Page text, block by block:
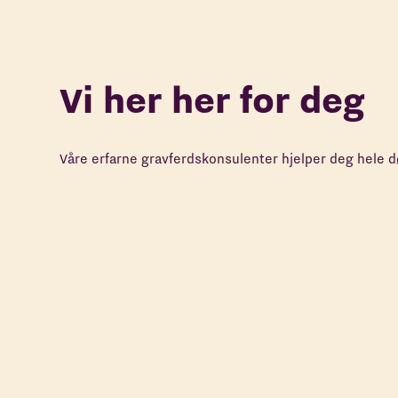
Vi her her for deg
Våre erfarne gravferdskonsulenter hjelper deg hele